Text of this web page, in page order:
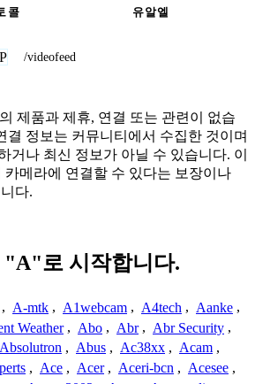
콜 유알엘
/videofeed
제품과 제휴, 연결 또는 관련이 없습
결 정보는 커뮤니티에서 수집한 것이며
거나 최신 정보가 아닐 수 있습니다. 이
메라에 연결할 수 있다는 보장이나
다.
"A"로 시작합니다.
, A-mtk , A1webcam , A4tech , Aanke ,
Weather , Abo , Abr , Abr Security ,
Absolutron , Abus , Ac38xx , Acam ,
, Ace , Acer , Aceri-bcn , Acesee ,